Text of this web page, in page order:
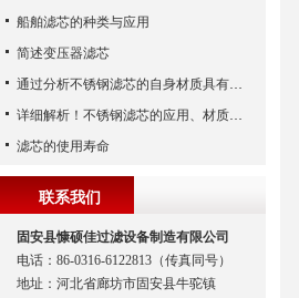
船舶滤芯的种类与应用
简述变压器滤芯
通过分析不锈钢滤芯的自身材质具有哪些优点？
详细解析！不锈钢滤芯的应用、材质以及使用特点
滤芯的使用寿命
联系我们
固安县慷硕佳过滤设备制造有限公司
电话：86-0316-6122813（传真同号）
地址：河北省廊坊市固安县牛驼镇